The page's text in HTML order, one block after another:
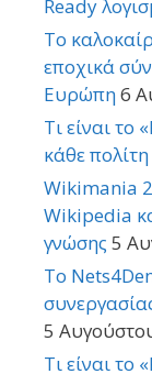
Ready
Το
εποχικά
Ευρώπη6
Τι είναι το
κάθε πολίτη
Wikimania
Wikipedia
γνώσης 5
Το
5
Τι είναι το